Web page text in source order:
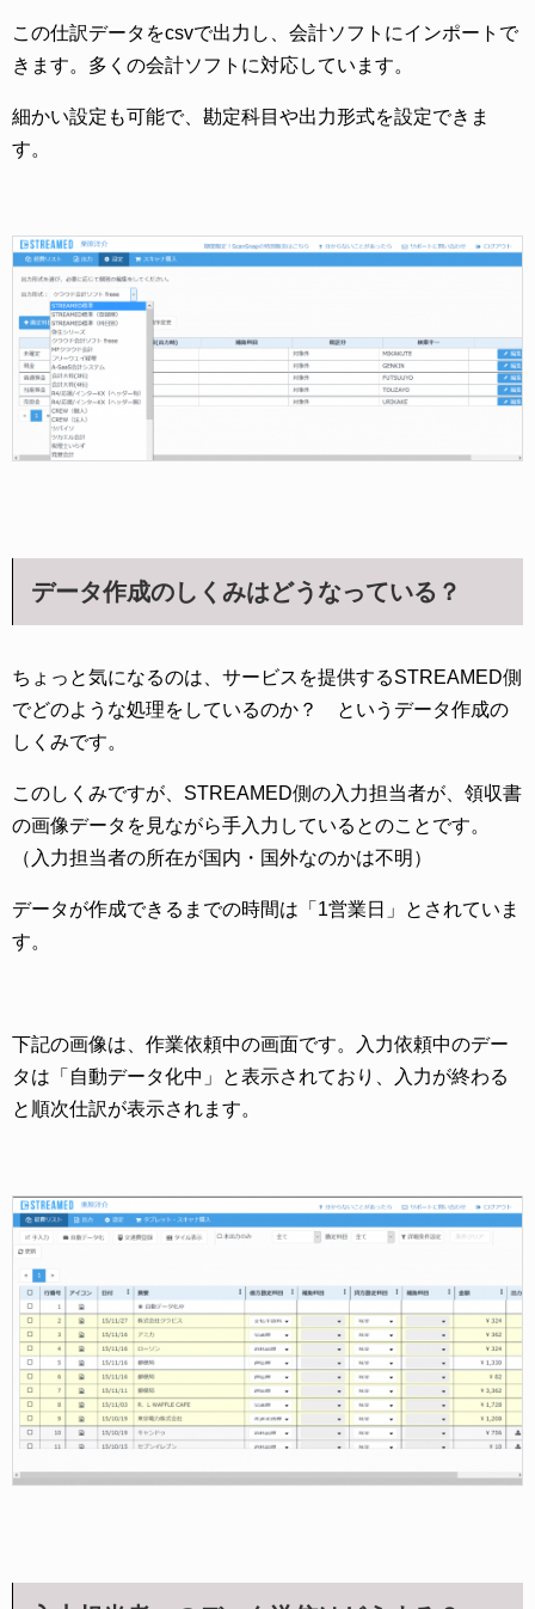
この仕訳データをcsvで出力し、会計ソフトにインポートで
きます。多くの会計ソフトに対応しています。
細かい設定も可能で、勘定科目や出力形式を設定できま
す。
データ作成のしくみはどうなっている？
ちょっと気になるのは、サービスを提供するSTREAMED側
でどのような処理をしているのか？ というデータ作成の
しくみです。
このしくみですが、STREAMED側の入力担当者が、領収書
の画像データを見ながら手入力しているとのことです。
（入力担当者の所在が国内・国外なのかは不明）
データが作成できるまでの時間は「1営業日」とされていま
す。
下記の画像は、作業依頼中の画面です。入力依頼中のデー
タは「自動データ化中」と表示されており、入力が終わる
と順次仕訳が表示されます。